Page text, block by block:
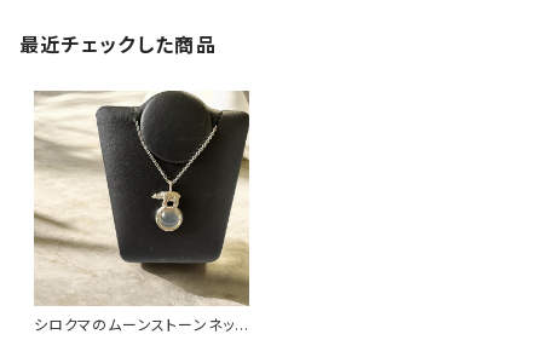
最近チェックした商品
シロクマのムーンストーンネック